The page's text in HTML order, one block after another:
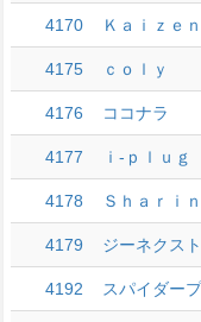
4170 Ｋａｉｚｅ
4175 ｃｏｌｙ
4176 ココナラ
4177 ｉ‐ｐｌｕｇ
4178 Ｓｈａｒｉ
4179 ジーネクスト
4192 スパイダー